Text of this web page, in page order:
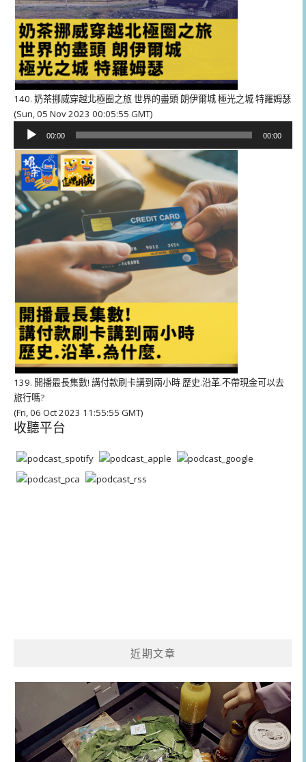
140. 奶茶挪威穿越北極圈之旅 世界的盡頭 朗伊爾城 極光之城 特羅姆瑟
(Sun, 05 Nov 2023 00:05:55 GMT)
播
放
器
00:00 00:00
139. 開播最長集數! 講付款刷卡講到兩小時 歷史.沿革.不帶現金可以去
旅行嗎?
(Fri, 06 Oct 2023 11:55:55 GMT)
收聽平台
近期文章